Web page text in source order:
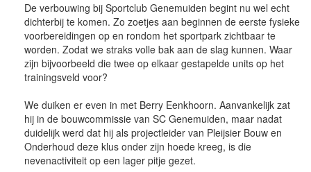
De verbouwing bij Sportclub Genemuiden begint nu wel echt
dichterbij te komen. Zo zoetjes aan beginnen de eerste fysieke
voorbereidingen op en rondom het sportpark zichtbaar te
worden. Zodat we straks volle bak aan de slag kunnen. Waar
zijn bijvoorbeeld die twee op elkaar gestapelde units op het
trainingsveld voor?
We duiken er even in met Berry Eenkhoorn. Aanvankelijk zat
hij in de bouwcommissie van SC Genemuiden, maar nadat
duidelijk werd dat hij als projectleider van Pleijsier Bouw en
Onderhoud deze klus onder zijn hoede kreeg, is die
nevenactiviteit op een lager pitje gezet.